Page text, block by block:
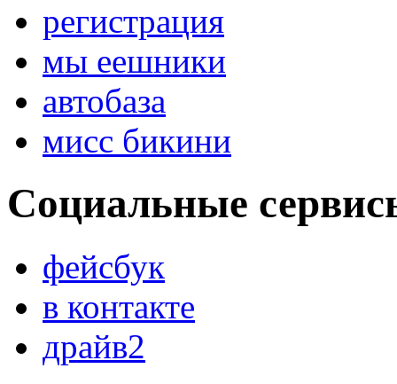
регистрация
мы еешники
автобаза
мисс бикини
Социальные
фейсбук
в контакте
драйв2